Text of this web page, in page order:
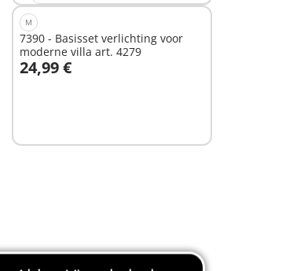
M
7390 - Basisset verlichting voor
moderne villa art. 4279
24,99 €
In winkelwagen